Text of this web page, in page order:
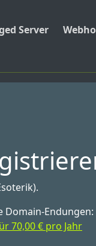
Server
Domain-Endungen:
70,00 € pro Jahr